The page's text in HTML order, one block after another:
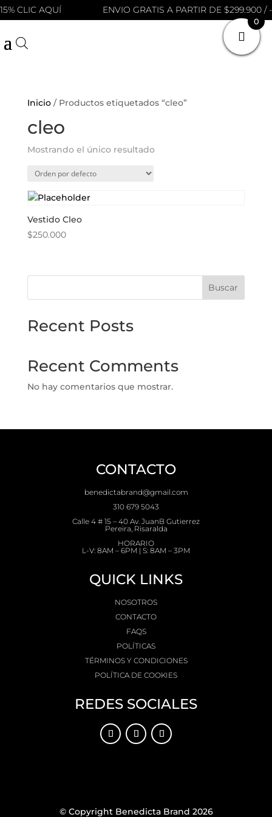
CLIC AQUÍ ENVIO GRATIS A PARTIR DE $299.900 / -
Inicio/ Productos etiquetados “cleo”
cleo
Mostrando el único resultado
Vestido Cleo
$250.000
Buscar
Recent Posts
Recent Comments
No hay comentarios que mostrar.
CONTACTO
benedictabrand@gmail.com
310 679 5043
Calle 4 # 15 – 40 Av. JuanB Gutierrez
Pereira, Risaralda
HORARIO
L-V: 8AM – 6PM | S: 8AM – 3PM
QUICK LINKS
NOSOTROS
CONTACTO
FAQS
POLÍTICAS
TÉRMINOS Y CONDICIONES
POLÍTICA DE COOKIES
REDES SOCIALES
© Copyright Benedicta Brand 2026
0